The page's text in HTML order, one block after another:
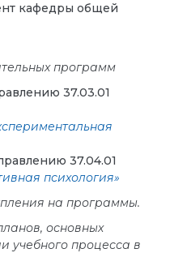
кафедры общей
программ
37.03.01
37.04.01
психология»
на программы.
основных
учебного процесса в